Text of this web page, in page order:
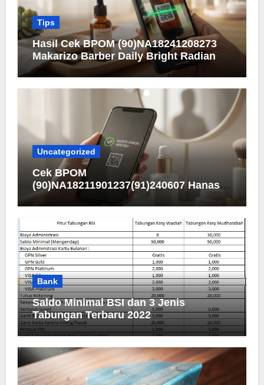
Tips
Hasil Cek BPOM (90)NA18241208273
Makarizo Barber Daily Bright Radiance
Face Wash
Uncategorized
Cek BPOM
(90)NA18211901237(91)240607 Hanasui
Men Bright Active Serum
Bank
Saldo Minimal BSI dan 3 Jenis
Tabungan Terbaru 2022